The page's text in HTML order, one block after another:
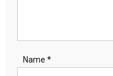
Name *